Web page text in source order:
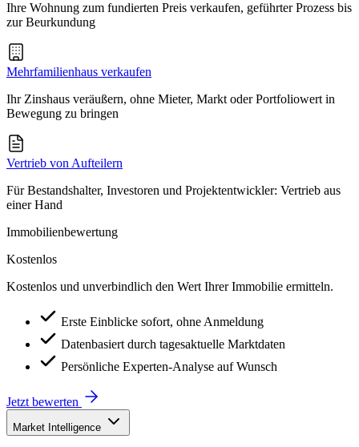
Ihre Wohnung zum fundierten Preis verkaufen, geführter Prozess bis
zur Beurkundung
Mehrfamilienhaus verkaufen
Ihr Zinshaus veräußern, ohne Mieter, Markt oder Portfoliowert in
Bewegung zu bringen
Vertrieb von Aufteilern
Für Bestandshalter, Investoren und Projektentwickler: Vertrieb aus
einer Hand
Immobilienbewertung
Kostenlos
Kostenlos und unverbindlich den Wert Ihrer Immobilie ermitteln.
Erste Einblicke sofort, ohne Anmeldung
Datenbasiert durch tagesaktuelle Marktdaten
Persönliche Experten-Analyse auf Wunsch
Jetzt bewerten
Market Intelligence